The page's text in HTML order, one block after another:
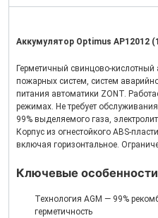
Аккумулятор Optimus АP12012
Герметичный свинцово-
пожарных систем, систем
питания автоматики ZONT.
режимах. Не требует
99% выделяемого газа,
Корпус из огнестойкого ABS-
включая горизонтальное.
Ключевые особенности
Технология AGM — 99%
герметичность